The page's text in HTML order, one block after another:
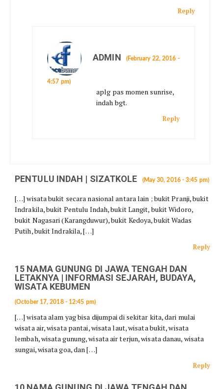
Reply
ADMIN (February 22, 2016 -
4:57 pm)
aplg pas momen sunrise,
indah bgt.
Reply
PENTULU INDAH | SIZATKOLE (May 30, 2016 - 3:45 pm)
[…] wisata bukit secara nasional antara lain ; bukit Pranji, bukit
Indrakila, bukit Pentulu Indah, bukit Langit, bukit Widoro,
bukit Nagasari (Karangduwur), bukit Kedoya, bukit Wadas
Putih, bukit Indrakila, […]
Reply
15 NAMA GUNUNG DI JAWA TENGAH DAN
LETAKNYA | INFORMASI SEJARAH, BUDAYA,
WISATA KEBUMEN
(October 17, 2018 - 12:45 pm)
[…] wisata alam yag bisa dijumpai di sekitar kita, dari mulai
wisata air, wisata pantai, wisata laut, wisata bukit, wisata
lembah, wisata gunung, wisata air terjun, wisata danau, wisata
sungai, wisata goa, dan […]
Reply